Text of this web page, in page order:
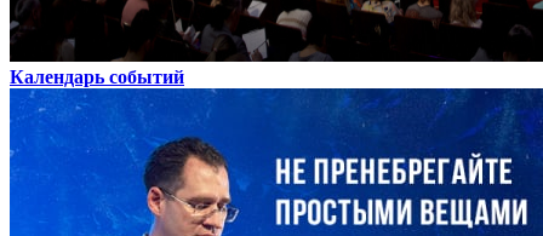
Календарь событий